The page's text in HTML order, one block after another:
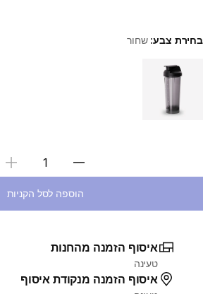
בחירת צבע:שחור
Choose a variant
בחירת כמות
הוספה לסל הקניות
איסוף הזמנה מהחנות
טעינה
איסוף הזמנה מנקודת איסוף